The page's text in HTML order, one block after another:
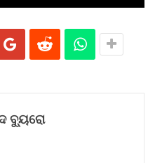
ବ୍ୟୁରୋ